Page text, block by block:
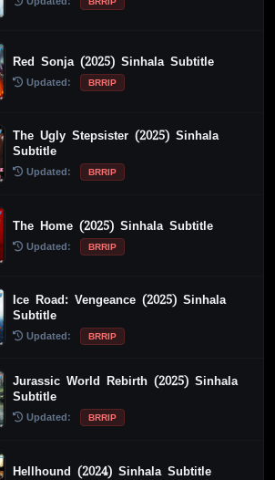
Red Sonja (2025) Sinhala Subtitle
Updated: BRRIP
The Ugly Stepsister (2025) Sinhala
Subtitle
Updated: BRRIP
The Home (2025) Sinhala Subtitle
Updated: BRRIP
Ice Road: Vengeance (2025) Sinhala
Subtitle
Updated: BRRIP
Jurassic World Rebirth (2025) Sinhala
Subtitle
Updated: BRRIP
Hellhound (2024) Sinhala Subtitle